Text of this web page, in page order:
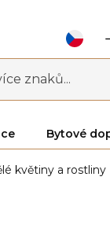
znaků...
Bytové
květiny a rostliny